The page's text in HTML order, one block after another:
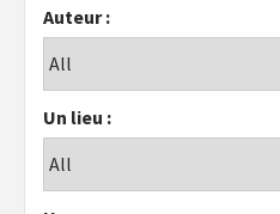
Auteur :
Un lieu :